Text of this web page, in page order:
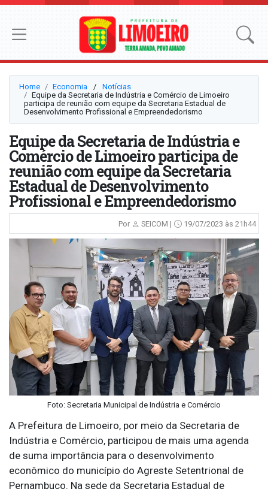
Home Economia ⠀/⠀ Notícias
Equipe da Secretaria de Indústria e Comércio de Limoeiro
participa de reunião com equipe da Secretaria Estadual de
Desenvolvimento Profissional e Empreendedorismo
Equipe da Secretaria de Indústria e
Comércio de Limoeiro participa de
reunião com equipe da Secretaria
Estadual de Desenvolvimento
Profissional e Empreendedorismo
Por SEICOM | 19/07/2023 às 21h44
Foto: Secretaria Municipal de Indústria e Comércio
A Prefeitura de Limoeiro, por meio da Secretaria de
Indústria e Comércio, participou de mais uma agenda
de suma importância para o desenvolvimento
econômico do município do Agreste Setentrional de
Pernambuco. Na sede da Secretaria Estadual de